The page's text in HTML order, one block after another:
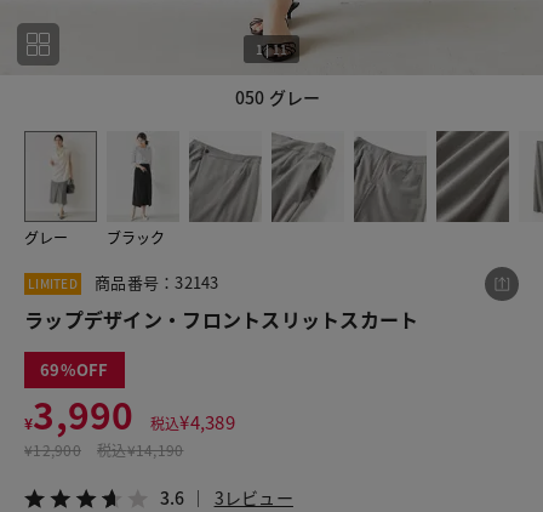
050 グレー
1|11
グレー ブラック
1 11
LIMITED 商品番号：32143
ラップデザイン・フロントスリットスカート
69
¥3,990 税込¥4,389
¥12,900 税込¥14,190
3.6 3レビュー
この商品をシェアする
¥3,990 税込¥4,389